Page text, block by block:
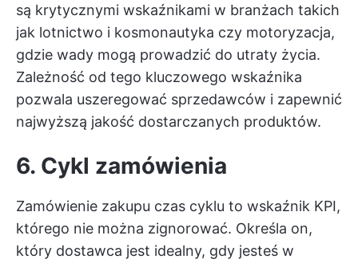
są krytycznymi wskaźnikami w branżach takich
jak lotnictwo i kosmonautyka czy motoryzacja,
gdzie wady mogą prowadzić do utraty życia.
Zależność od tego kluczowego wskaźnika
pozwala uszeregować sprzedawców i zapewnić
najwyższą jakość dostarczanych produktów.
6. Cykl zamówienia
Zamówienie zakupu czas cyklu to wskaźnik KPI,
którego nie można zignorować. Określa on,
który dostawca jest idealny, gdy jesteś w